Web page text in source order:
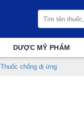
kiếm:
DƯỢC MỸ PHẨM
Thuốc chống dị ứng